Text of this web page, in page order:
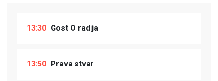
13:30 Gost O radija
13:50 Prava stvar